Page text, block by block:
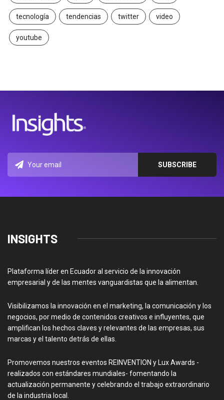
tecnología tendencias twitter video
youtube
INSIGHTS
Plataforma líder en Ecuador al servicio de la innovación
empresarial y de las mentes vanguardistas que la alimentan.
Visibilizamos la innovación en el marketing, la comunicación y los
negocios, por medio de contenidos creativos e influyentes, que
amplifican los hechos claves y relevantes de las empresas, sus
marcas y el talento detrás de ellas.
Promovemos nuestros eventos REINVENTION y Lux Awards -
realizados con estándares mundiales- fomentando la
actualización permanente y celebrando el trabajo extraordinario
de la industria local.